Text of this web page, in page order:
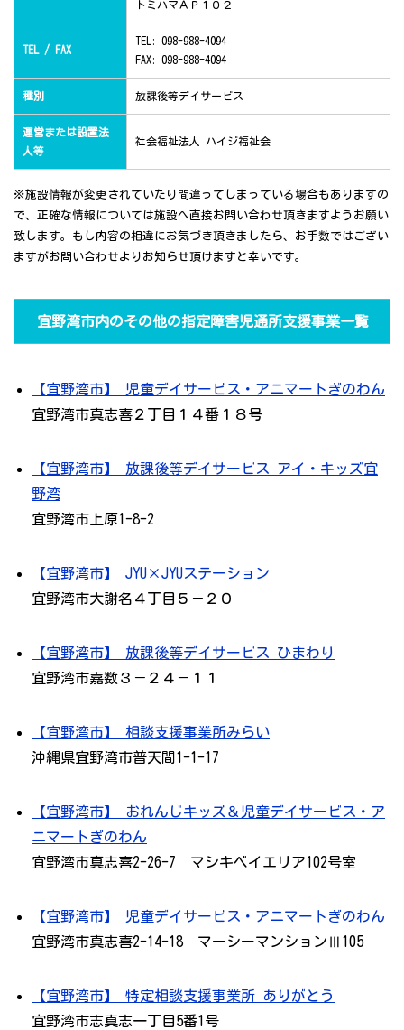
トミハマＡＰ１０２
TEL / FAX
TEL: 098-988-4094
FAX: 098-988-4094
種別 放課後等デイサービス
運営または設置法
人等
社会福祉法人 ハイジ福祉会
※施設情報が変更されていたり間違ってしまっている場合もありますの
で、正確な情報については施設へ直接お問い合わせ頂きますようお願い
致します。もし内容の相違にお気づき頂きましたら、お手数ではござい
ますがお問い合わせよりお知らせ頂けますと幸いです。
宜野湾市内のその他の指定障害児通所支援事業一覧
【宜野湾市】 児童デイサービス・アニマートぎのわん
宜野湾市真志喜２丁目１４番１８号
【宜野湾市】 放課後等デイサービス アイ・キッズ宜
野湾
宜野湾市上原1-8-2
【宜野湾市】 JYU×JYUステーション
宜野湾市大謝名４丁目５－２０
【宜野湾市】 放課後等デイサービス ひまわり
宜野湾市嘉数３－２４－１１
【宜野湾市】 相談支援事業所みらい
沖縄県宜野湾市普天間1-1-17
【宜野湾市】 おれんじキッズ＆児童デイサービス・ア
ニマートぎのわん
宜野湾市真志喜2-26-7 マシキベイエリア102号室
【宜野湾市】 児童デイサービス・アニマートぎのわん
宜野湾市真志喜2-14-18 マーシーマンションⅢ105
【宜野湾市】 特定相談支援事業所 ありがとう
宜野湾市志真志一丁目5番1号